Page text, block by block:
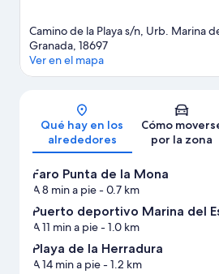
Camino de la Playa s/n, Urb. Marina
Granada, 18697
Ver en el mapa
Qué hay en los
alrededores
Cómo
por la zona
Faro Punta de la Mona
A 8 min a pie- 0.7 km
Puerto deportivo Marina del
A 11 min a pie- 1.0 km
Playa de la Herradura
A 14 min a pie- 1.2 km